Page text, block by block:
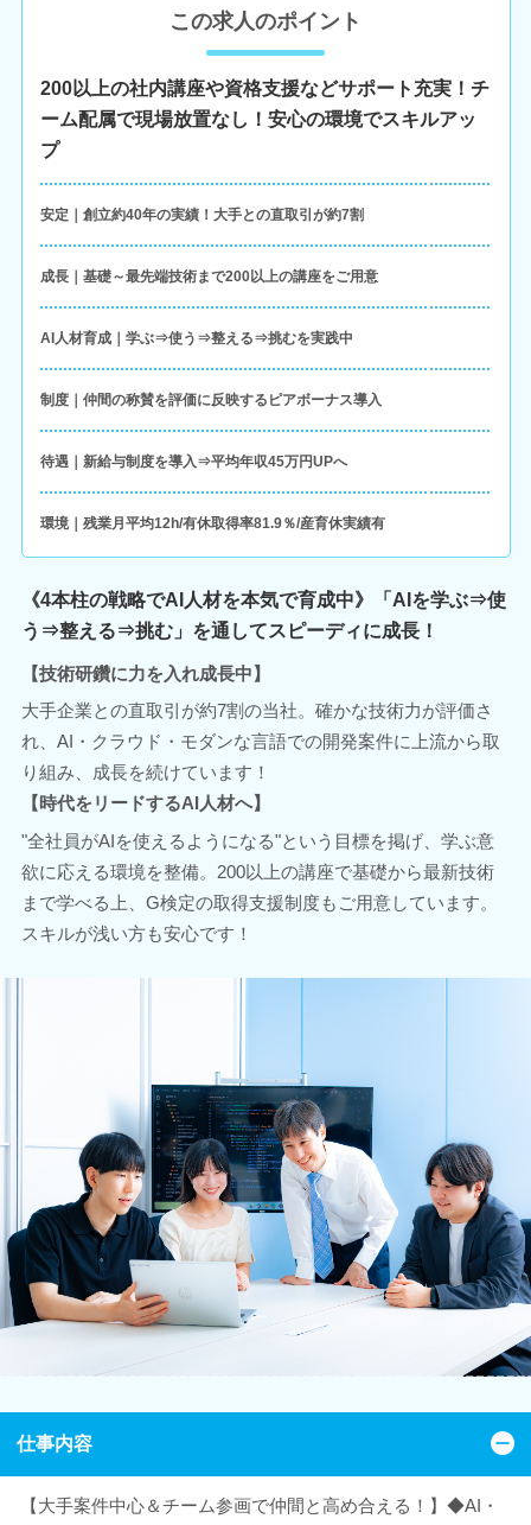
この求人のポイント
200以上の社内講座や資格支援などサポート充実！チ
ーム配属で現場放置なし！安心の環境でスキルアッ
プ
安定｜創立約40年の実績！大手との直取引が約7割
成長｜基礎～最先端技術まで200以上の講座をご用意
AI人材育成｜学ぶ⇒使う⇒整える⇒挑むを実践中
制度｜仲間の称賛を評価に反映するピアボーナス導入
待遇｜新給与制度を導入⇒平均年収45万円UPへ
環境｜残業月平均12h/有休取得率81.9％/産育休実績有
《4本柱の戦略でAI人材を本気で育成中》「AIを学ぶ⇒使
う⇒整える⇒挑む」を通してスピーディに成長！
【技術研鑽に力を入れ成長中】
大手企業との直取引が約7割の当社。確かな技術力が評価さ
れ、AI・クラウド・モダンな言語での開発案件に上流から取
り組み、成長を続けています！
【時代をリードするAI人材へ】
"全社員がAIを使えるようになる"という目標を掲げ、学ぶ意
欲に応える環境を整備。200以上の講座で基礎から最新技術
まで学べる上、G検定の取得支援制度もご用意しています。
スキルが浅い方も安心です！
仕事内容
【大手案件中心＆チーム参画で仲間と高め合える！】◆AI・